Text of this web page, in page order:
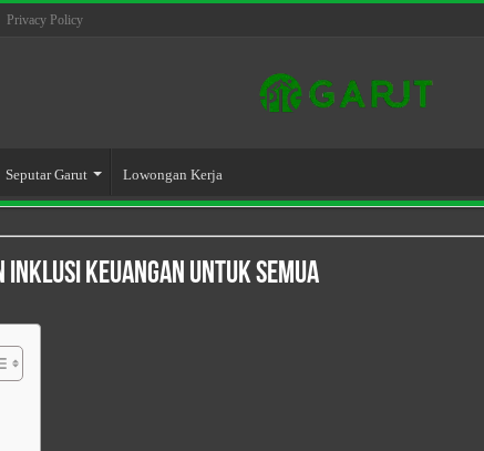
Privacy Policy
Seputar Garut Lowongan Kerja
Keuangan untuk Semua